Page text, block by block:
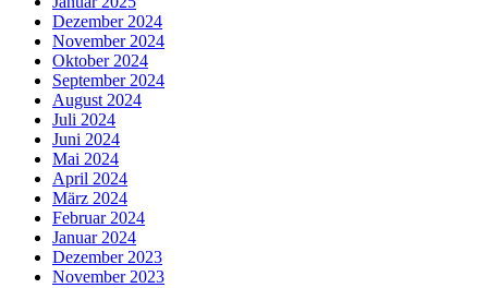
Dezember 2024
November 2024
Oktober 2024
September 2024
August 2024
Juli 2024
Juni 2024
Mai 2024
April 2024
März 2024
Februar 2024
Januar 2024
Dezember 2023
November 2023